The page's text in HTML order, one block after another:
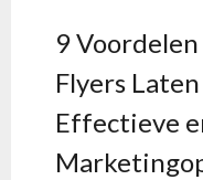
9
Flyers
Effectieve